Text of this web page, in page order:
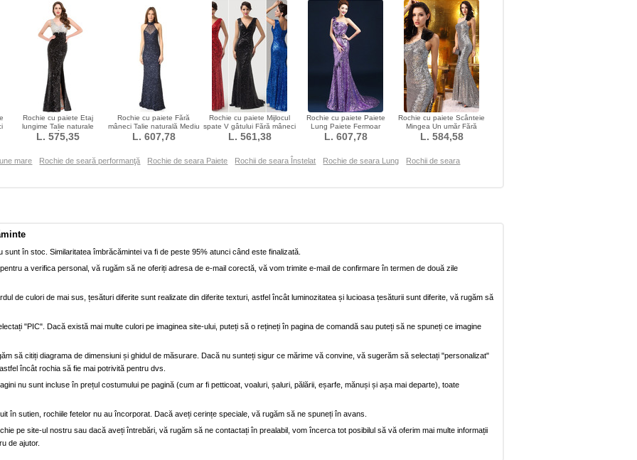
Rochie cu paiete Etaj
lungime Talie naturale
Paiete Înstelat
L. 575,35
Rochie cu paiete Fără
mâneci Talie naturală Mediu
Paiete Negru înalt
L. 607,78
Rochie cu paiete Mijlocul
spate V gâtului Fără mâneci
Toamnă
L. 561,38
Rochie cu paiete Paiete
Lung Paiete Fermoar
Strălucire Un umăr
L. 607,78
Rochie cu paiete Scânteie
Mingea Un umăr Fără
mâneci Talie naturale
L. 584,58
mare Rochie de seară performanţă Rochie de seara Paiete Rochii de seara Înstelat Rochie de seara Lung
Rochii de seara
în stoc. Similaritatea îmbrăcămintei va fi de peste 95% atunci când este finalizată.
a verifica personal, vă rugăm să ne oferiți adresa de e-mail corectă, vă vom trimite e-mail de confirmare în termen de două zile
de culori de mai sus, țesături diferite sunt realizate din diferite texturi, astfel încât luminozitatea și lucioasa țesăturii sunt diferite, vă rugăm să
"PIC". Dacă există mai multe culori pe imaginea site-ului, puteți să o rețineți în pagina de comandă sau puteți să ne spuneți ce imagine
să citiți diagrama de dimensiuni și ghidul de măsurare. Dacă nu sunteți sigur ce mărime vă convine, vă sugerăm să selectați "personalizat"
încât rochia să fie mai potrivită pentru dvs.
nu sunt incluse în prețul costumului pe pagină (cum ar fi petticoat, voaluri, șaluri, pălării, eșarfe, mănuși și așa mai departe), toate
în sutien, rochiile fetelor nu au încorporat. Dacă aveți cerințe speciale, vă rugăm să ne spuneți în avans.
pe site-ul nostru sau dacă aveți întrebări, vă rugăm să ne contactați în prealabil, vom încerca tot posibilul să vă oferim mai multe informații
de ajutor.